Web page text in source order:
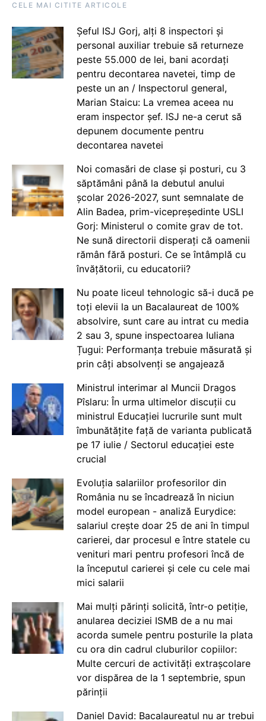
CELE MAI CITITE ARTICOLE
Șeful ISJ Gorj, alți 8 inspectori și
personal auxiliar trebuie să returneze
peste 55.000 de lei, bani acordați
pentru decontarea navetei, timp de
peste un an / Inspectorul general,
Marian Staicu: La vremea aceea nu
eram inspector șef. ISJ ne-a cerut să
depunem documente pentru
decontarea navetei
Noi comasări de clase și posturi, cu 3
săptămâni până la debutul anului
școlar 2026-2027, sunt semnalate de
Alin Badea, prim-vicepreședinte USLI
Gorj: Ministerul o comite grav de tot.
Ne sună directorii disperați că oamenii
rămân fără posturi. Ce se întâmplă cu
învățătorii, cu educatorii?
Nu poate liceul tehnologic să-i ducă pe
toți elevii la un Bacalaureat de 100%
absolvire, sunt care au intrat cu media
2 sau 3, spune inspectoarea Iuliana
Țugui: Performanța trebuie măsurată și
prin câți absolvenți se angajează
Ministrul interimar al Muncii Dragos
Pîslaru: În urma ultimelor discuții cu
ministrul Educației lucrurile sunt mult
îmbunătățite față de varianta publicată
pe 17 iulie / Sectorul educației este
crucial
Evoluția salariilor profesorilor din
România nu se încadrează în niciun
model european - analiză Eurydice:
salariul crește doar 25 de ani în timpul
carierei, dar procesul e între statele cu
venituri mari pentru profesori încă de
la începutul carierei și cele cu cele mai
mici salarii
Mai mulți părinți solicită, într-o petiție,
anularea deciziei ISMB de a nu mai
acorda sumele pentru posturile la plata
cu ora din cadrul cluburilor copiilor:
Multe cercuri de activități extrașcolare
vor dispărea de la 1 septembrie, spun
părinții
Daniel David: Bacalaureatul nu ar trebui